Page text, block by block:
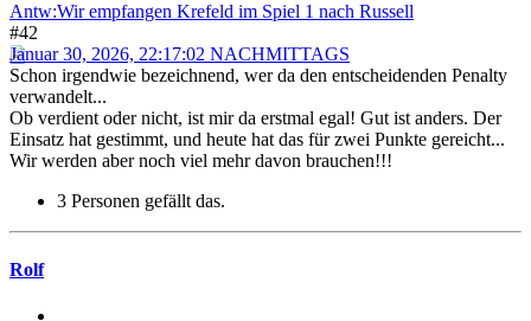
Antw:Wir empfangen Krefeld im Spiel 1 nach Russell
#42
Januar 30, 2026, 22:17:02 NACHMITTAGS
Schon irgendwie bezeichnend, wer da den entscheidenden Penalty
verwandelt...
Ob verdient oder nicht, ist mir da erstmal egal! Gut ist anders. Der
Einsatz hat gestimmt, und heute hat das für zwei Punkte gereicht...
Wir werden aber noch viel mehr davon brauchen!!!
3 Personen gefällt das.
Rolf